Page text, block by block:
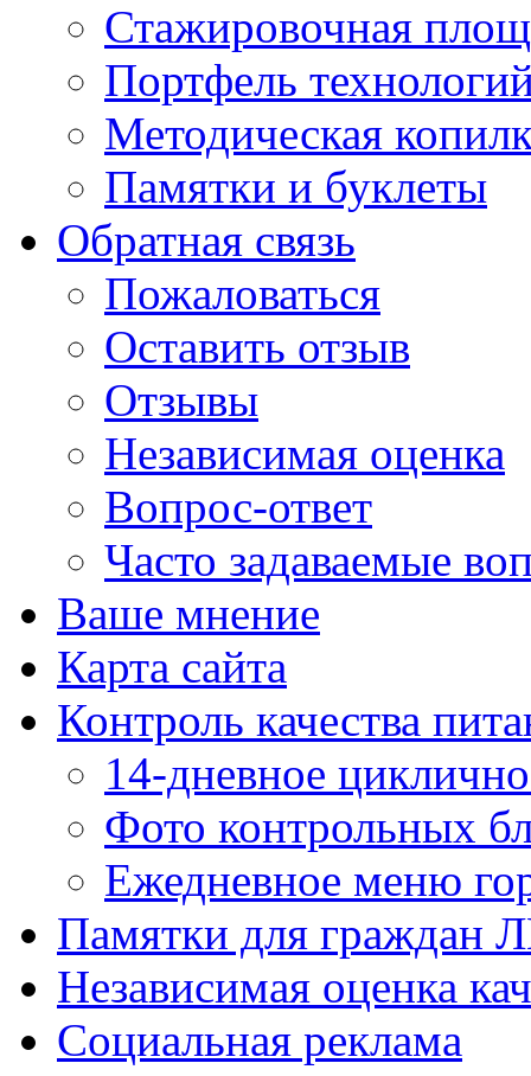
Стажировочная
Портфель
Методическая
Памятки и буклеты
Обратная связь
Пожаловаться
Оставить отзыв
Отзывы
Независимая оценка
Вопрос-ответ
Часто задаваемые
Ваше мнение
Карта сайта
Контроль качества
14-дневное
Фото контрольных
Ежедневное меню
Памятки для граждан
Независимая оценка
Социальная реклама